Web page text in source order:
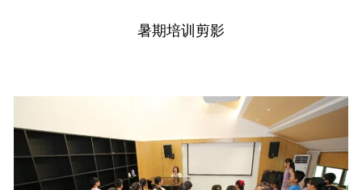
暑期培训剪影